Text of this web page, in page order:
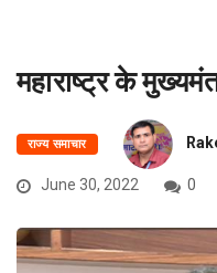
महाराष्ट्र के
राज्य समाचार
June 30, 2022 0